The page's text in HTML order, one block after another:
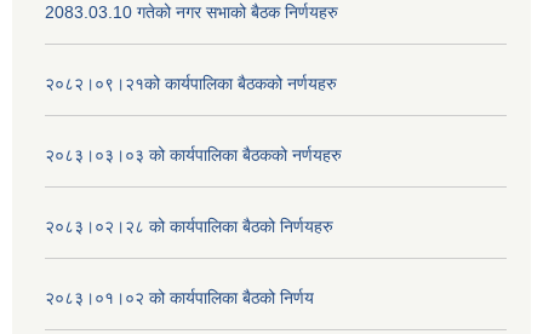
2083.03.10 गतेको नगर सभाको बैठक निर्णयहरु
२०८२।०९।२१को कार्यपालिका बैठकको नर्णयहरु
२०८३।०३।०३ को कार्यपालिका बैठकको नर्णयहरु
२०८३।०२।२८ को कार्यपालिका बैठको निर्णयहरु
२०८३।०१।०२ को कार्यपालिका बैठको निर्णय